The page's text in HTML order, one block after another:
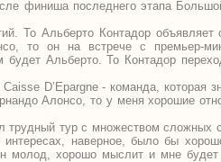
финиша последнего этапа
То Альберто Контадор объявляет
то он на встрече с премьер-
будет Альберто. То Контадор
D’Epargne - команда, которая
Алонсо, то у меня хорошие
трудный тур с множеством сложных
наверное, было бы
молод, хорошо мыслит и мне будет